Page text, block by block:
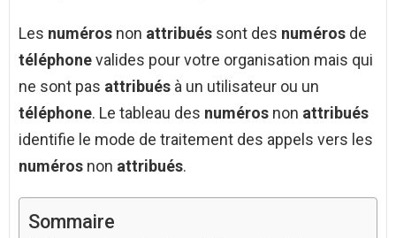
Les numéros non attribués sont des numéros de
téléphonevalides pour votre organisation mais qui
ne sont pas attribués à un utilisateur ou un
téléphone. Le tableau des numéros non attribués
identifie le mode de traitement des appels vers les
numéros non attribués.
Sommaire